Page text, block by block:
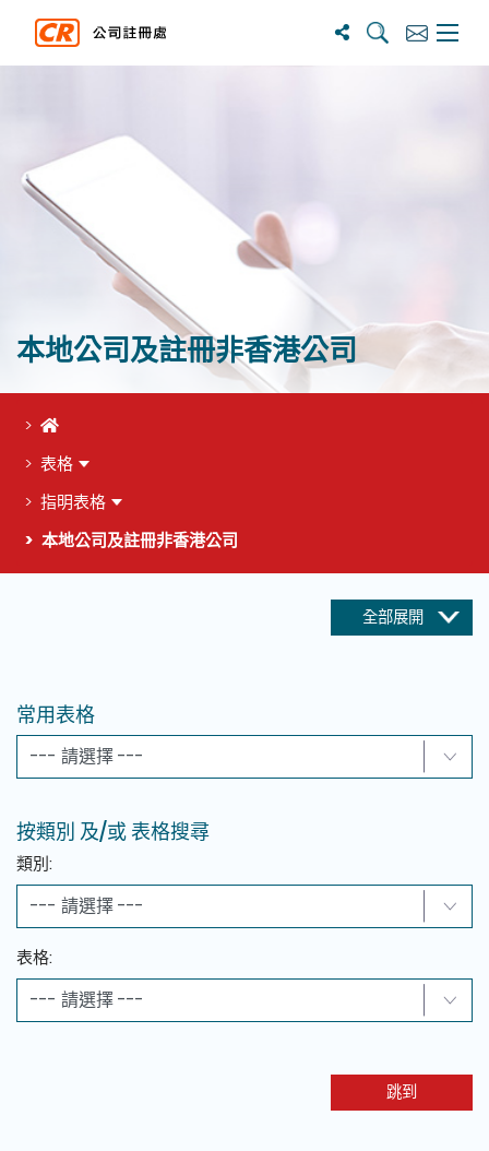
搜寻 订阅主选
本地公司及註冊非香港公司
首頁
表格
指明表格
本地公司及註冊非香港公司
全部展開
常用表格
常用表格
按類別 及/或 表格搜尋
類別:
表格:
跳到